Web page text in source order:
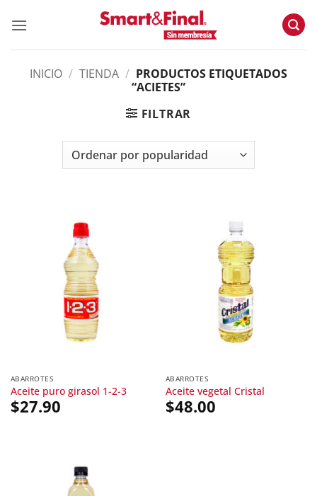
INICIO / TIENDA / PRODUCTOS ETIQUETADOS
“ACIETES”
FILTRAR
ABARROTES
Aceite puro girasol 1-2-3
$27.90
ABARROTES
Aceite vegetal Cristal
$48.00